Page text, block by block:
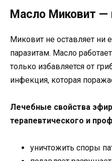
Масло Миковит —
Миковит не оставляет ни
паразитам. Масло
только избавляется от
инфекция, которая
Лечебные свойства
терапевтического и
уничтожить споры